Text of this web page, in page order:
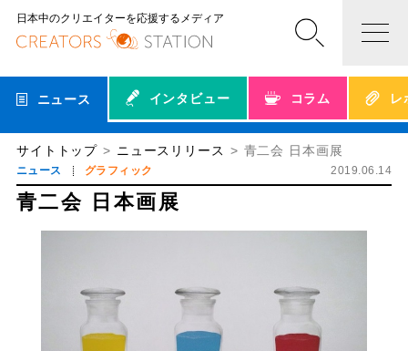
日本中のクリエイターを応援するメディア
ニュース インタビュー コラム レ
サイトトップ ニュースリリース 青二会 日本画展
ニュース グラフィック 2019.06.14
青二会 日本画展